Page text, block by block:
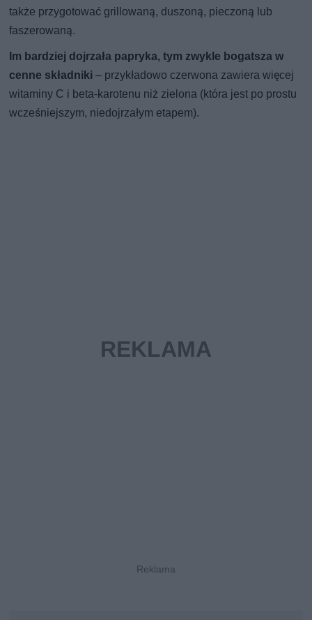
także przygotować grillowaną, duszoną, pieczoną lub
faszerowaną.
Im bardziej dojrzała papryka, tym zwykle bogatsza w
cenne składniki – przykładowo czerwona zawiera więcej
witaminy C i beta-karotenu niż zielona (która jest po prostu
wcześniejszym, niedojrzałym etapem).